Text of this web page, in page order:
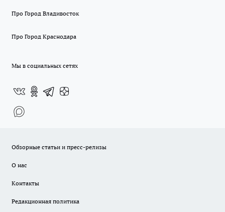
Про Город Владивосток
Про Город Краснодара
Мы в социальных сетях
Обзорные статьи и пресс-релизы
О нас
Контакты
Редакционная политика